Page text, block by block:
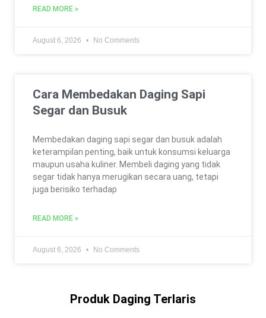
READ MORE »
August 6, 2026 No Comments
Cara Membedakan Daging Sapi
Segar dan Busuk
Membedakan daging sapi segar dan busuk adalah
keterampilan penting, baik untuk konsumsi keluarga
maupun usaha kuliner. Membeli daging yang tidak
segar tidak hanya merugikan secara uang, tetapi
juga berisiko terhadap
READ MORE »
August 6, 2026 No Comments
Produk Daging Terlaris